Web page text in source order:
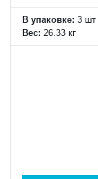
В упаковке: 3 шт
Вес: 26.33 кг